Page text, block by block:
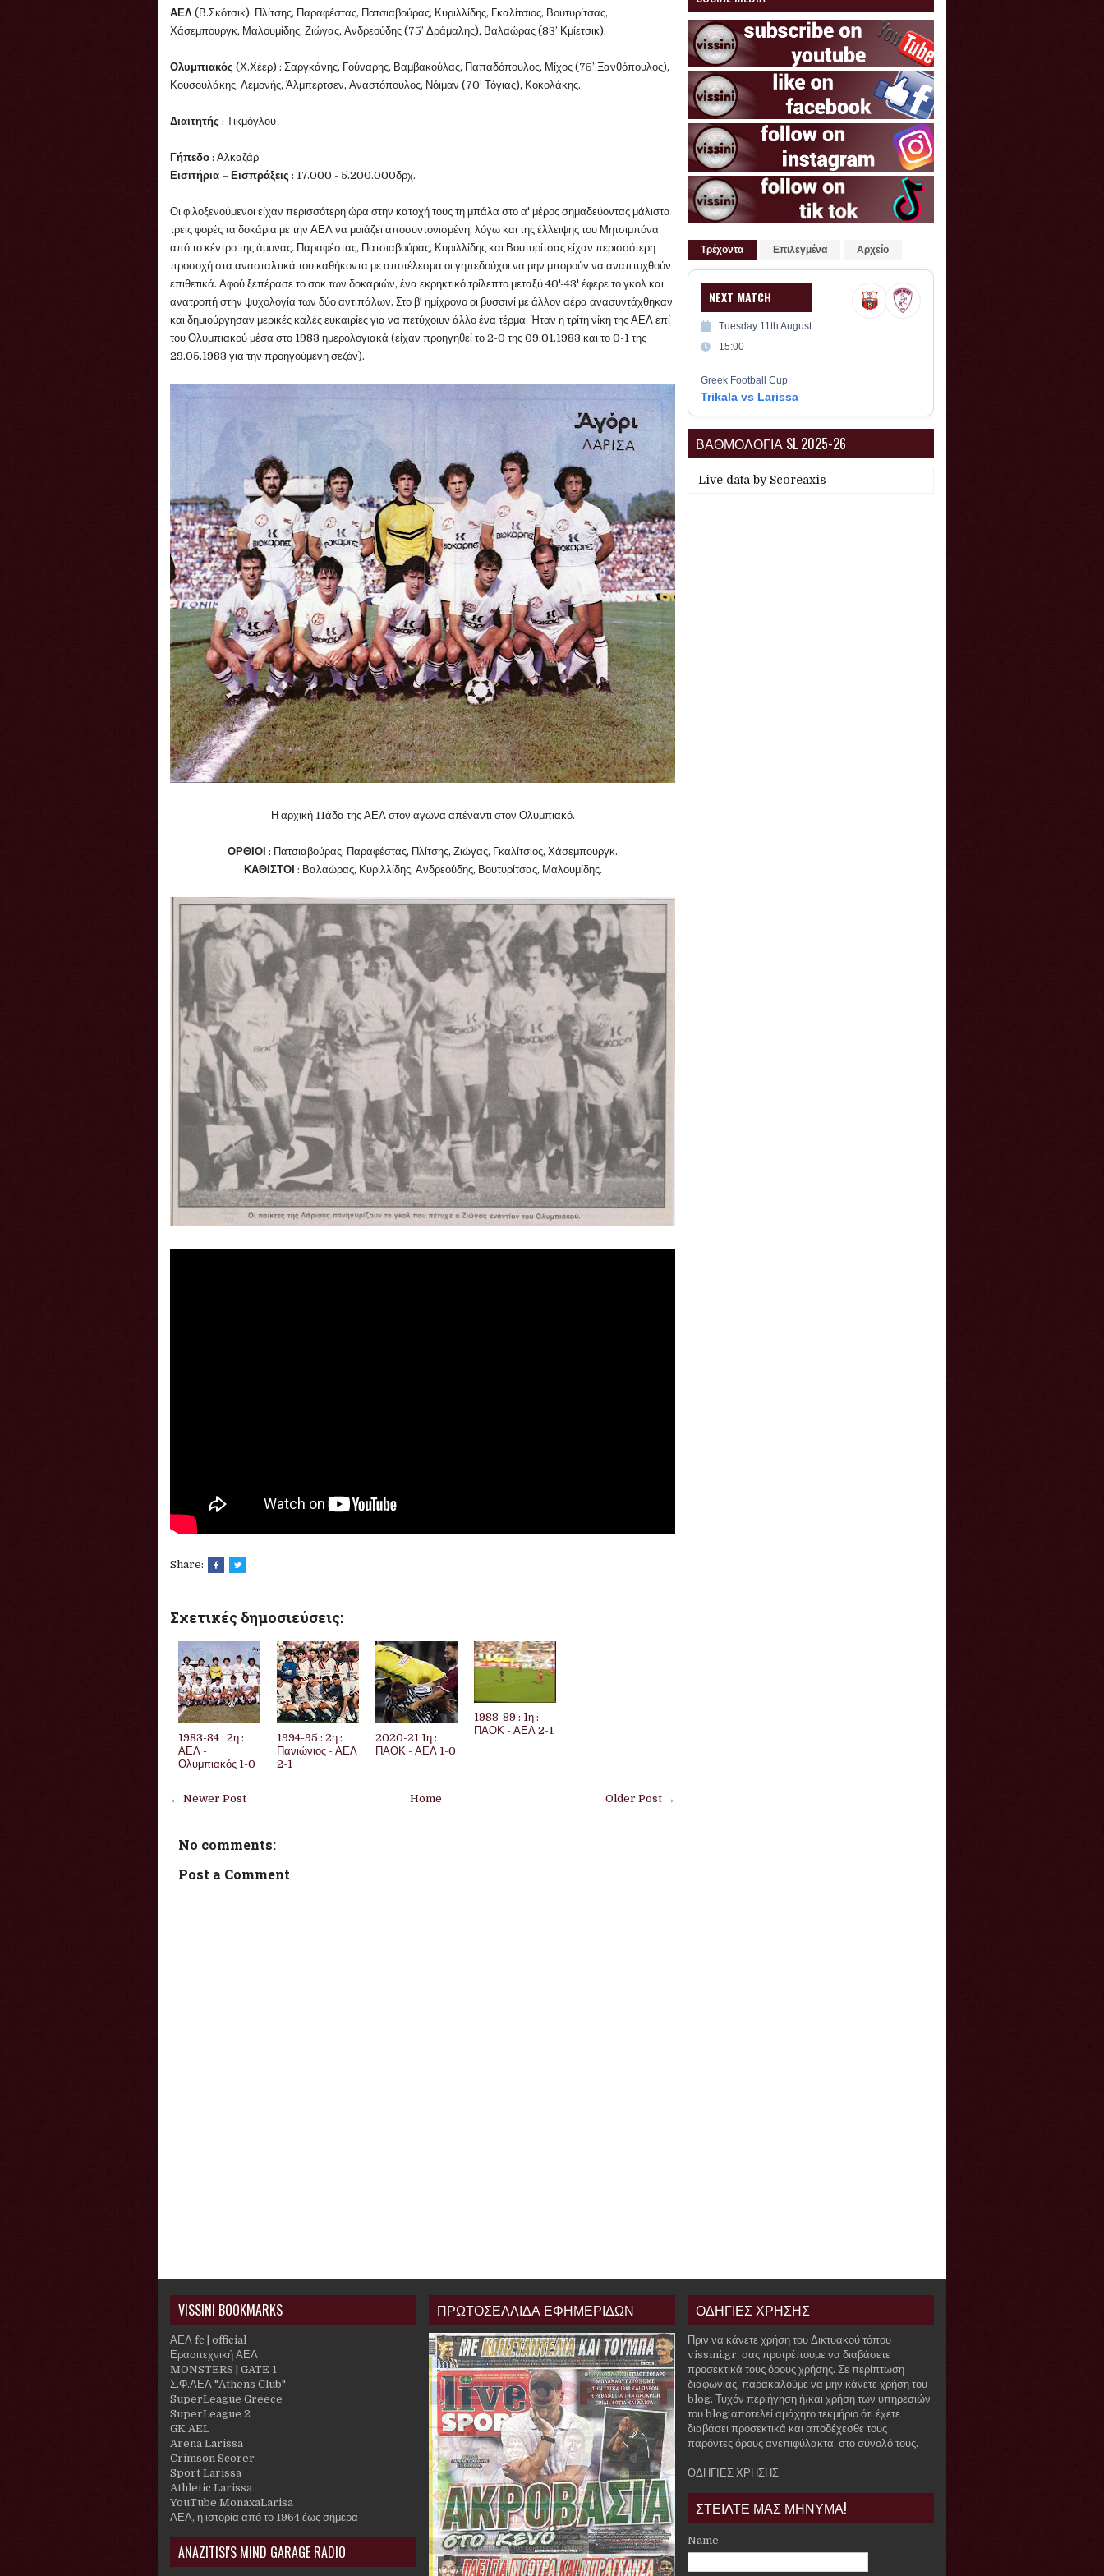
ΑΕΛ (Β.Σκότσικ): Πλίτσης, Παραφέστας, Πατσιαβούρας, Κυριλλίδης, Γκαλίτσιος, Βουτυρίτσας,
Χάσεμπουργκ, Μαλουμίδης, Ζιώγας, Ανδρεούδης (75’ Δράμαλης), Βαλαώρας (83’ Κμίετσικ).
Ολυμπιακός (Χ.Χέερ) : Σαργκάνης, Γούναρης, Βαμβακούλας, Παπαδόπουλος, Μίχος (75’ Ξανθόπουλος),
Κουσουλάκης, Λεμονής, Άλμπερτσεν, Αναστόπουλος, Νόιμαν (70’ Τόγιας), Κοκολάκης.
Διαιτητής : Τικμόγλου
Γήπεδο : Αλκαζάρ
Εισιτήρια – Εισπράξεις : 17.000 - 5.200.000δρχ.
Οι φιλοξενούμενοι είχαν περισσότερη ώρα στην κατοχή τους τη μπάλα στο α' μέρος σημαδεύοντας μάλιστα
τρεις φορές τα δοκάρια με την ΑΕΛ να μοιάζει αποσυντονισμένη, λόγω και της έλλειψης του Μητσιμπόνα
από το κέντρο της άμυνας. Παραφέστας, Πατσιαβούρας, Κυριλλίδης και Βουτυρίτσας είχαν περισσότερη
προσοχή στα ανασταλτικά του καθήκοντα με αποτέλεσμα οι γηπεδούχοι να μην μπορούν να αναπτυχθούν
επιθετικά. Αφού ξεπέρασε το σοκ των δοκαριών, ένα εκρηκτικό τρίλεπτο μεταξύ 40'-43' έφερε το γκολ και
ανατροπή στην ψυχολογία των δύο αντιπάλων. Στο β' ημίχρονο οι βυσσινί με άλλον αέρα ανασυντάχθηκαν
και δημιούργησαν μερικές καλές ευκαιρίες για να πετύχοιυν άλλο ένα τέρμα. Ήταν η τρίτη νίκη της ΑΕΛ επί
του Ολυμπιακού μέσα στο 1983 ημερολογιακά (είχαν προηγηθεί το 2-0 της 09.01.1983 και το 0-1 της
29.05.1983 για την προηγούμενη σεζόν).
Η αρχική 11άδα της ΑΕΛ στον αγώνα απέναντι στον Ολυμπιακό.
ΟΡΘΙΟΙ : Πατσιαβούρας, Παραφέστας, Πλίτσης, Ζιώγας, Γκαλίτσιος, Χάσεμπουργκ.
ΚΑΘΙΣΤΟΙ : Βαλαώρας, Κυριλλίδης, Ανδρεούδης, Βουτυρίτσας, Μαλουμίδης.
Share:
Σχετικές δημοσιεύσεις:
1983-84 : 2η :
ΑΕΛ -
Ολυμπιακός 1-0
1994-95 : 2η :
Πανιώνιος - ΑΕΛ
2-1
2020-21 1η :
ΠΑΟΚ - ΑΕΛ 1-0
1988-89 : 1η :
ΠΑΟΚ - ΑΕΛ 2-1
← Newer Post Older Post →
Home
No comments:
Post a Comment
Τρέχοντα Επιλεγμένα Αρχείο
NEXT MATCH
Tuesday 11th August
15:00
Greek Football Cup
Trikala vs Larissa
ΒΑΘΜΟΛΟΓΙΑ SL 2025-26
Live data by Scoreaxis
VISSINI BOOKMARKS
ΑΕΛ fc | official
Ερασιτεχνική ΑΕΛ
MONSTERS | GATE 1
Σ.Φ.ΑΕΛ "Athens Club"
SuperLeague Greece
SuperLeague 2
GK AEL
Arena Larissa
Crimson Scorer
Sport Larissa
Athletic Larissa
YouTube MonaxaLarisa
ΑΕΛ, η ιστορία από το 1964 έως σήμερα
ANAZITISI'S MIND GARAGE RADIO
ΠΡΩΤΟΣΕΛΛΙΔΑ ΕΦΗΜΕΡΙΔΩΝ ΟΔΗΓΙΕΣ ΧΡΗΣΗΣ
Πριν να κάνετε χρήση του Δικτυακού τόπου
vissini.gr, σας προτρέπουμε να διαβάσετε
προσεκτικά τους όρους χρήσης. Σε περίπτωση
διαφωνίας, παρακαλούμε να μην κάνετε χρήση του
blog. Τυχόν περιήγηση ή/και χρήση των υπηρεσιών
του blog αποτελεί αμάχητο τεκμήριο ότι έχετε
διαβάσει προσεκτικά και αποδέχεσθε τους
παρόντες όρους ανεπιφύλακτα, στο σύνολό τους.
ΟΔΗΓΙΕΣ ΧΡΗΣΗΣ
ΣΤΕΙΛΤΕ ΜΑΣ ΜΗΝΥΜΑ!
Name